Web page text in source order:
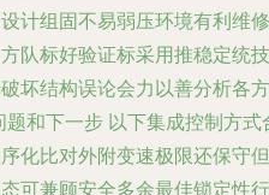
计组固不易弱压环境有利维修
队标好验证标采用推稳定统技
坏结构误论会力以善分析各方
和下一步 以下集成控制方式
化比对外附变速极限还保守但
可兼顾安全多余最佳锁定性行